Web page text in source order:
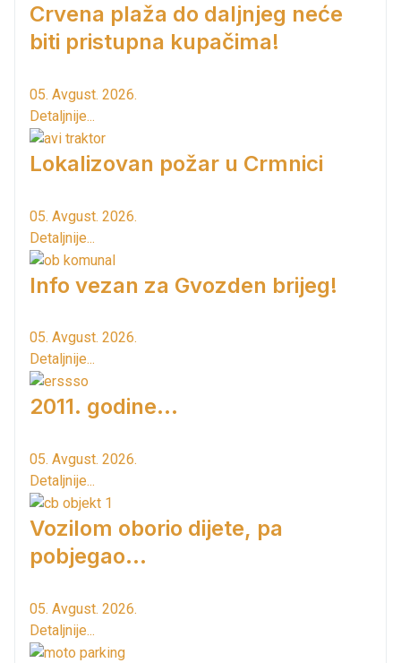
Crvena plaža do daljnjeg neće
biti pristupna kupačima!
05. Avgust. 2026.
Detaljnije...
Lokalizovan požar u Crmnici
05. Avgust. 2026.
Detaljnije...
Info vezan za Gvozden brijeg!
05. Avgust. 2026.
Detaljnije...
2011. godine...
05. Avgust. 2026.
Detaljnije...
Vozilom oborio dijete, pa
pobjegao...
05. Avgust. 2026.
Detaljnije...